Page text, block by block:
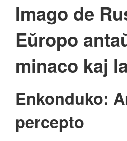
Imago de
Eŭropo
minaco kaj
Enkonduko:
percepto